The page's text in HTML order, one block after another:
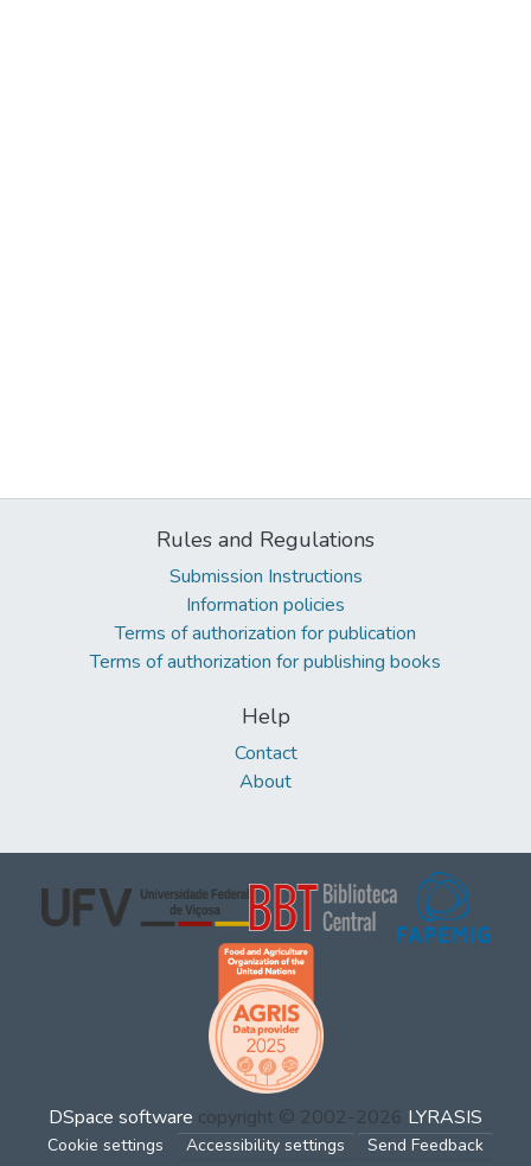
Rules and Regulations
Submission Instructions
Information policies
Terms of authorization for publication
Terms of authorization for publishing books
Help
Contact
About
DSpace software copyright © 2002-2026 LYRASIS
Cookie settings Accessibility settings Send Feedback